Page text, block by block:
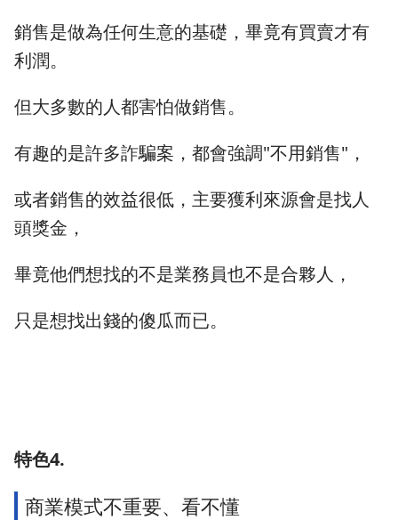
銷售是做為任何生意的基礎，畢竟有買賣才有
利潤。
但大多數的人都害怕做銷售。
有趣的是許多詐騙案，都會強調"不用銷售"，
或者銷售的效益很低，主要獲利來源會是找人
頭獎金，
畢竟他們想找的不是業務員也不是合夥人，
只是想找出錢的傻瓜而已。
特色4.
商業模式不重要、看不懂